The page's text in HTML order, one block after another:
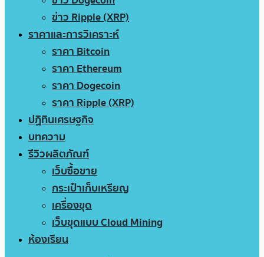
ข่าว Ripple (XRP)
ราคาและการวิเคราะห์
ราคา Bitcoin
ราคา Ethereum
ราคา Dogecoin
ราคา Ripple (XRP)
ปฏิทินเศรษฐกิจ
บทความ
รีวิวผลิตภัณฑ์
เว็บซื้อขาย
กระเป๋าเก็บเหรียญ
เครื่องขุด
เว็บขุดแบบ Cloud Mining
ห้องเรียน